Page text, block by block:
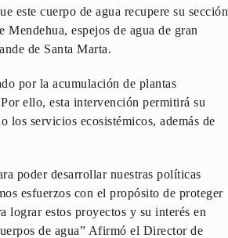
este cuerpo de agua recupere su sección
espejos de agua de gran
de Santa Marta.
por la acumulación de plantas
ello, esta intervención permitirá su
los servicios ecosistémicos, además de
poder desarrollar nuestras políticas
esfuerzos con el propósito de proteger
lograr estos proyectos y su interés en
de agua” Afirmó el Director de